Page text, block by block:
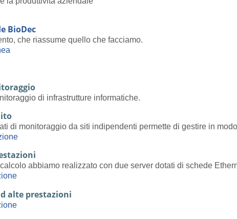
BioDec
che riassume quello che facciamo.
di infrastrutture informatiche.
di monitoraggio da siti indipendenti permette di gestire in
abbiamo realizzato con due server dotati di schede
alte prestazioni